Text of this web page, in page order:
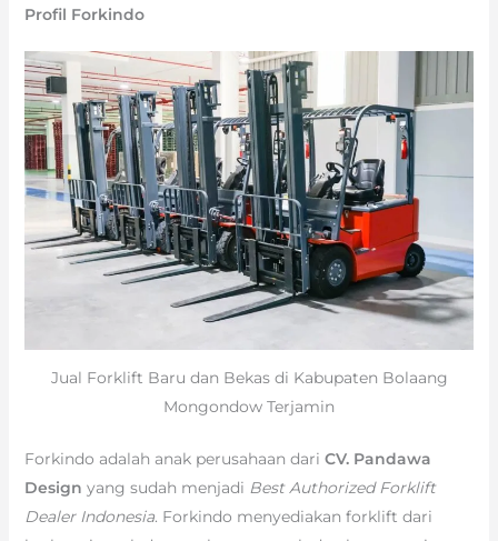
Profil Forkindo
Jual Forklift Baru dan Bekas di Kabupaten Bolaang
Mongondow Terjamin
Forkindo adalah anak perusahaan dari CV. Pandawa
Design yang sudah menjadi Best Authorized Forklift
Dealer Indonesia. Forkindo menyediakan forklift dari